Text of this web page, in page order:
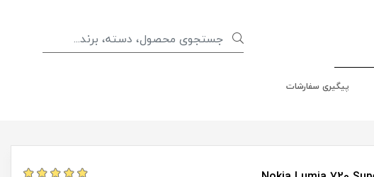
پیگیری سفارشات